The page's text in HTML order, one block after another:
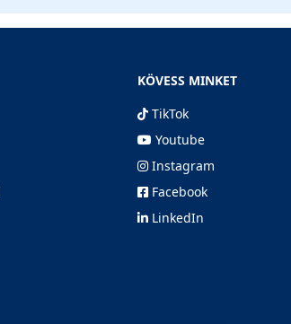
KÖVESS MINKET
TikTok
Youtube
Instagram
Facebook
LinkedIn